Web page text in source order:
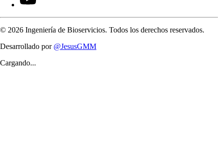
© 2026 Ingeniería de Bioservicios. Todos los derechos reservados.
Desarrollado por @JesusGMM
Cargando...